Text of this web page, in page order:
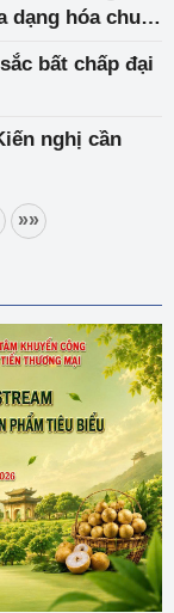
dạng hóa chuỗi
bất chấp đại
nghị cần
»»